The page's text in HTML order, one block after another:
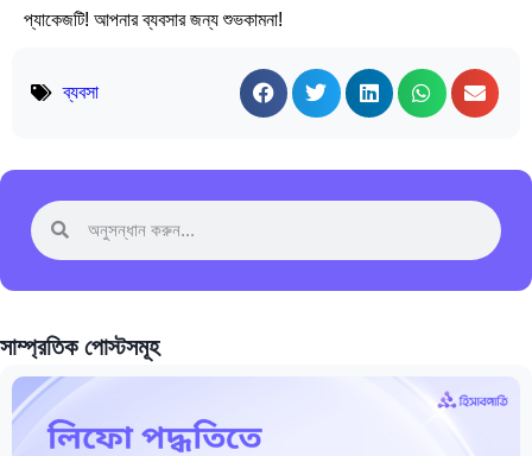
প্যাকেজটি! আপনার ব্যবসার জন্য শুভকামনা!
ব্যবসা
সাম্প্রতিক পোস্টসমূহ